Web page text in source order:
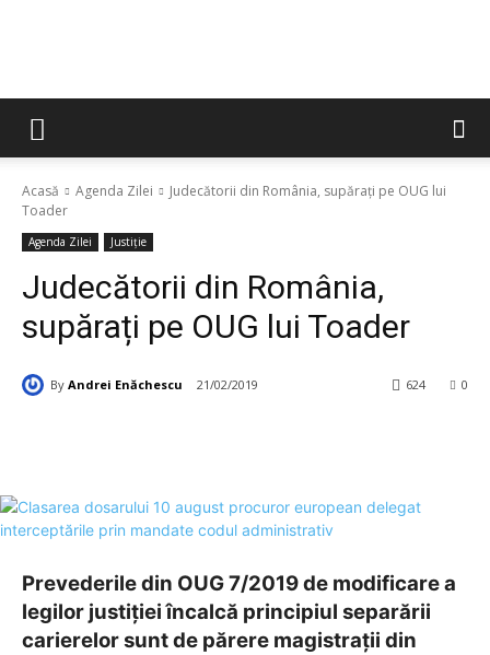
Acasă Agenda Zilei
Judecătorii din România, supărați pe OUG lui
Toader
Agenda Zilei Justiție
Judecătorii din România,
supărați pe OUG lui Toader
By Andrei Enăchescu 21/02/2019 0
624
Prevederile din OUG 7/2019 de modificare a
legilor justiţiei încalcă principiul separării
carierelor sunt de părere magistrații din